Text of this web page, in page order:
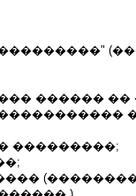
������ ��
���������;